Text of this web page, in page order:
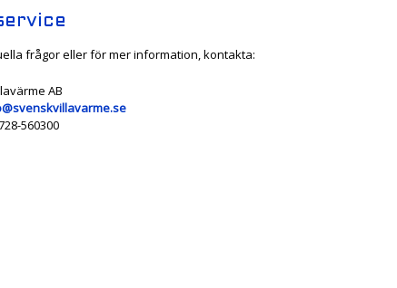
frågor eller för mer information, kontakta:
AB
560300